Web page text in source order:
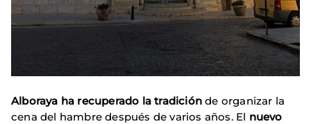
Alboraya ha recuperado la tradiciónde organizar la
cena del hambre después de varios años. El nuevo